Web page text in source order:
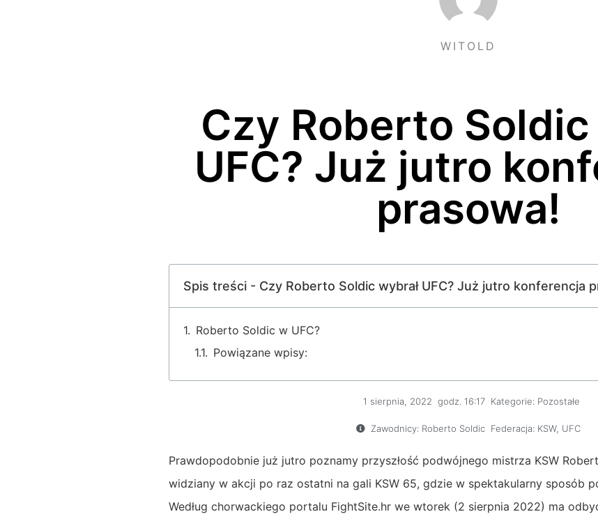
WITOLD
Czy Roberto Soldic
UFC? Już jutro
prasowa!
Spis treści - Czy Roberto Soldic wybrał UFC? Już jutro konferencja
Roberto Soldic w UFC?
Powiązane wpisy:
1 sierpnia, 2022 godz. 16:17 Kategorie: Pozostałe
Zawodnicy: Roberto Soldic Federacja: KSW, UFC
Prawdopodobnie już jutro poznamy przyszłość podwójnego mistrza KSW
widziany w akcji po raz ostatni na gali KSW 65, gdzie w spektakularny sposób
Według chorwackiego portalu FightSite.hr we wtorek (2 sierpnia 2022) ma